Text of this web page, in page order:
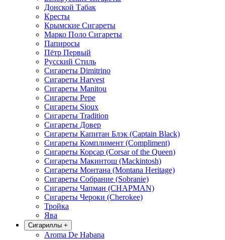
Донской Табак
Кресты
Крымские Сигареты
Марко Поло Сигареты
Папиросы
Пётр Первый
Русский Стиль
Сигареты Dimitrino
Сигареты Harvest
Сигареты Manitou
Сигареты Pepe
Сигареты Sioux
Сигареты Tradition
Сигареты Довер
Сигареты Капитан Блэк (Captain Black)
Сигареты Комплимент (Compliment)
Сигареты Корсар (Corsar of the Queen)
Сигареты Макинтош (Mackintosh)
Сигареты Монтана (Montana Heritage)
Сигареты Собрание (Sobranie)
Сигареты Чапман (CHAPMAN)
Сигареты Чероки (Cherokee)
Тройка
Ява
Сигариллы +
Aroma De Habana